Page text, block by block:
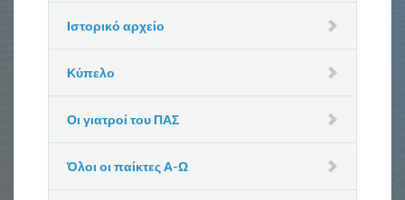
Ιστορικό αρχείο
Κύπελο
Οι γιατροί του ΠΑΣ
Όλοι οι παίκτες Α-Ω